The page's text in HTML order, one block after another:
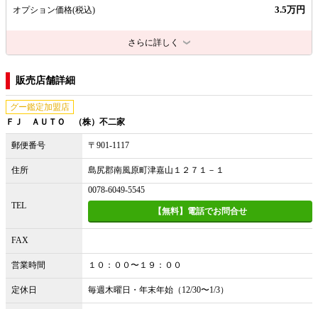
オプション価格(税込) 3.5万円
さらに詳しく
販売店舗詳細
グー鑑定加盟店
ＦＪ ＡＵＴＯ （株）不二家
郵便番号 〒901-1117
住所 島尻郡南風原町津嘉山１２７１－１
TEL
0078-6049-5545
【無料】電話でお問合せ
FAX
営業時間 １０：００〜１９：００
定休日 毎週木曜日・年末年始（12/30〜1/3）